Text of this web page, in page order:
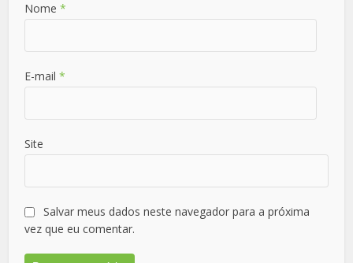
Nome*
E-mail*
Site
Salvar meus dados neste navegador para a próxima
vez que eu comentar.